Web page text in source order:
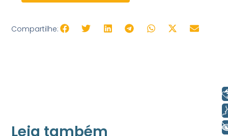
Compartilhe:
Leia também